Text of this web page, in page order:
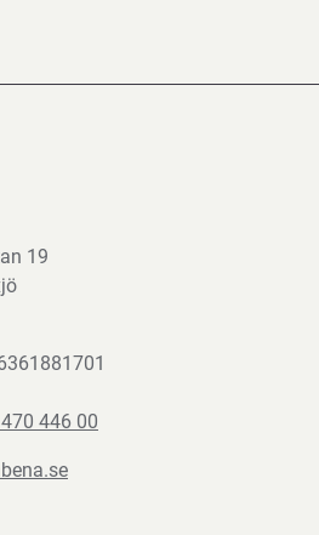
19
446 00